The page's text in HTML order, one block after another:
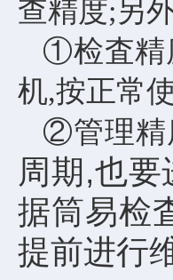
查精度;另
①检査精
机,按正常
②管理精
周期,也
据筒易检
提前进行